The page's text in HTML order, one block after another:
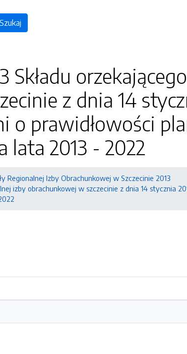
Szukaj
Składu
z dnia 14
o prawidłowości
lata 2013 - 2022
Regionalnej Izby Obrachunkowej w Szczecinie 2013
izby obrachunkowej w szczecinie z dnia 14 stycznia